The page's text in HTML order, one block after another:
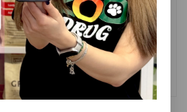
Цена
Купить
2.40
КУПИТЬ